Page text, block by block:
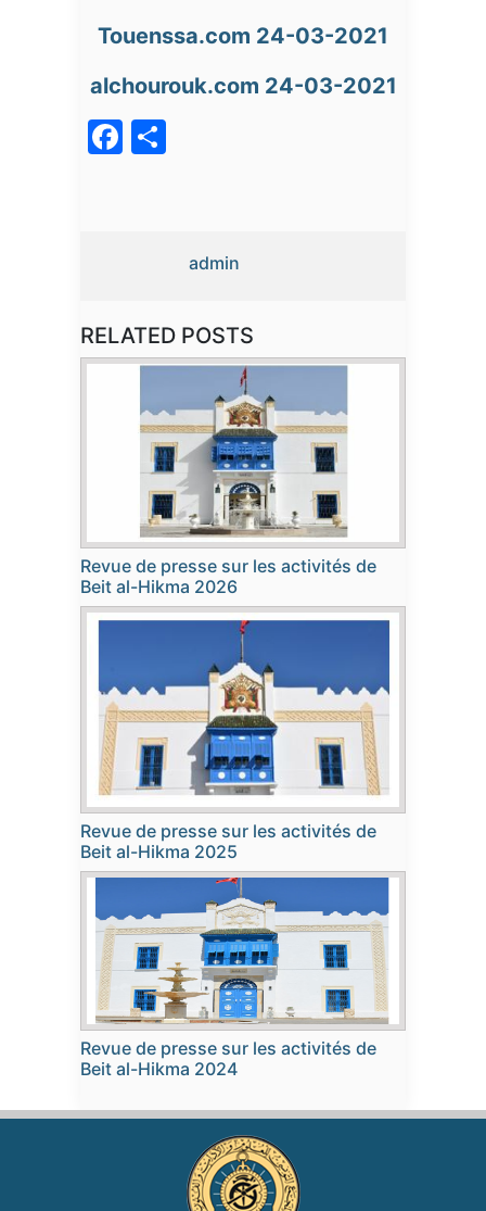
Touenssa.com 24-03-2021
alchourouk.com 24-03-2021
Facebook
admin
RELATED POSTS
Revue de presse sur les activités de
Beit al-Hikma 2026
Revue de presse sur les activités de
Beit al-Hikma 2025
Revue de presse sur les activités de
Beit al-Hikma 2024